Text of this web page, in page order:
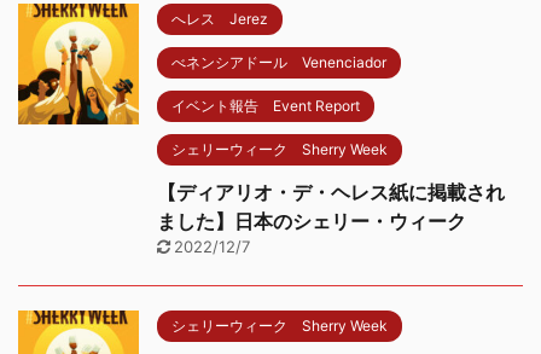
へレス Jerez
べネンシアドール Venenciador
イベント報告 Event Report
シェリーウィーク Sherry Week
【ディアリオ・デ・ヘレス紙に掲載され
ました】日本のシェリー・ウィーク
2022/12/7
シェリーウィーク Sherry Week